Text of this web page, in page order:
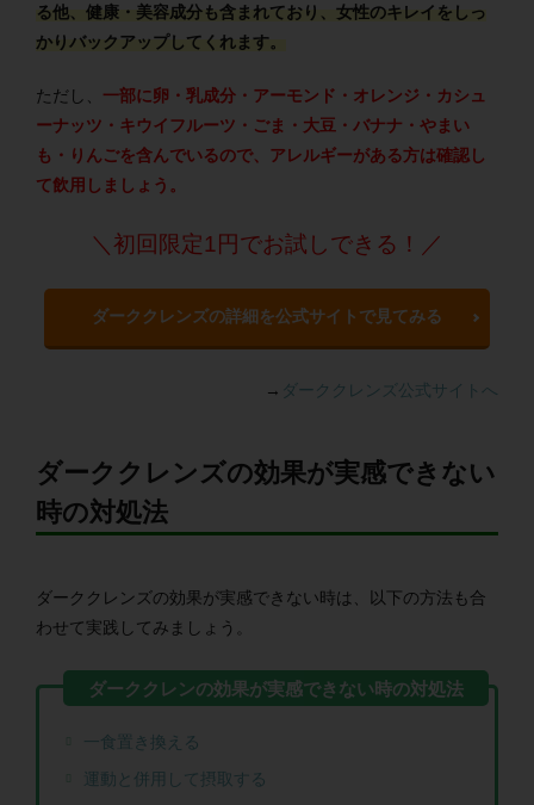
る他、健康・美容成分も含まれており、女性のキレイをしっ
かりバックアップしてくれます。
ただし、 一部に卵・乳成分・アーモンド・オレンジ・カシュ
ーナッツ・キウイフルーツ・ごま・大豆・バナナ・やまい
も・りんごを含んでいるので、アレルギーがある方は確認し
て飲用しましょう。
＼初回限定1円でお試しできる！／
ダーククレンズの詳細を公式サイトで見てみる
→ ダーククレンズ公式サイトへ
ダーククレンズの効果が実感できない
時の対処法
ダーククレンズの効果が実感できない時は、以下の方法も合
わせて実践してみましょう。
一食置き換える
運動と併用して摂取する